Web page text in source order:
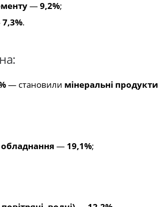
—9,2%;
7,3%.
— становили мінеральні продукти
— 19,1%;